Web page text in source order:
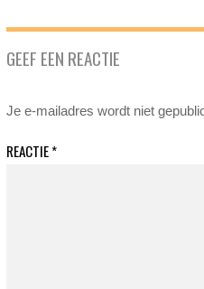
GEEF EEN REACTIE
Je e-mailadres wordt niet
REACTIE*